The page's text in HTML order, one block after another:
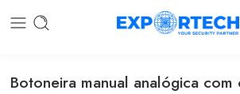
Botoneira manual analógica